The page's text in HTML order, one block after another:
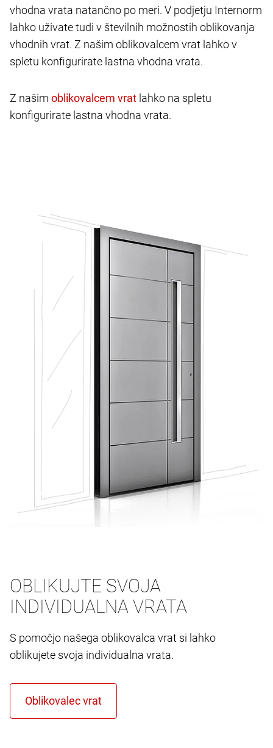
vhodna vrata natančno po meri. V podjetju Internorm
lahko uživate tudi v številnih možnostih oblikovanja
vhodnih vrat. Z našim oblikovalcem vrat lahko v
spletu konfigurirate lastna vhodna vrata.
Z našim
lahko na spletu
konfigurirate lastna vhodna vrata.
OBLIKUJTE SVOJA
INDIVIDUALNA VRATA
S pomočjo našega oblikovalca vrat si lahko
oblikujete svoja individualna vrata.